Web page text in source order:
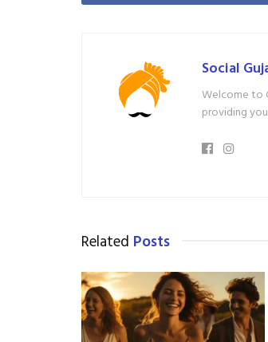
Social
Welcome to
providing
Related Posts